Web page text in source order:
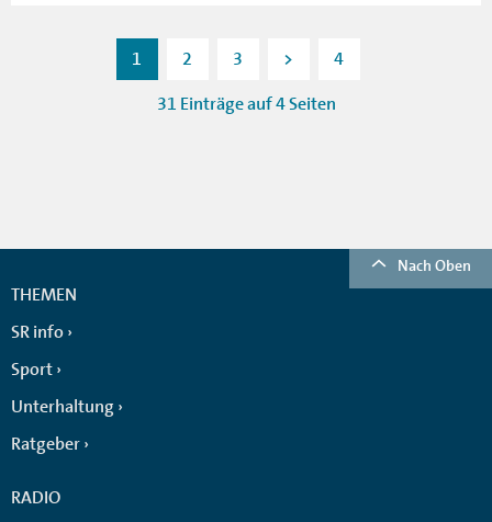
1 2 3 > 4
31 Einträge auf 4 Seiten
Nach Oben
THEMEN
SR info
Sport
Unterhaltung
Ratgeber
RADIO